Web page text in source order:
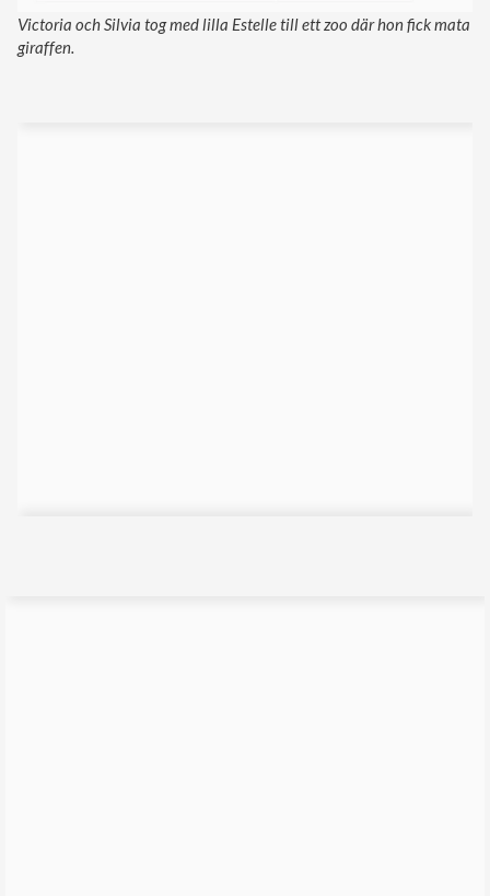
Victoria och Silvia tog med lilla Estelle till ett zoo där hon fick mata
giraffen.